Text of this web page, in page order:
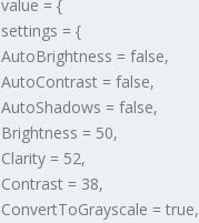
value = {
settings = {
AutoBrightness = false,
AutoContrast = false,
AutoShadows = false,
Brightness = 50,
Clarity = 52,
Contrast = 38,
ConvertToGrayscale = true,